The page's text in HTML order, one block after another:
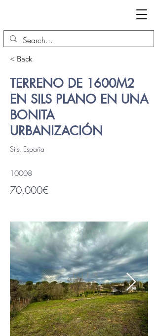
< Back
TERRENO DE 1600M2
EN SILS PLANO EN UNA
BONITA
URBANIZACIÓN
Sils, España
10008
70,000€